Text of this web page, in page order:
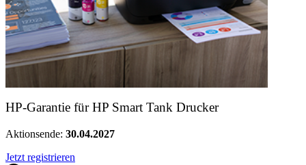
HP-Garantie für HP Smart Tank Drucker
Aktionsende: 30.04.2027
Jetzt registrieren